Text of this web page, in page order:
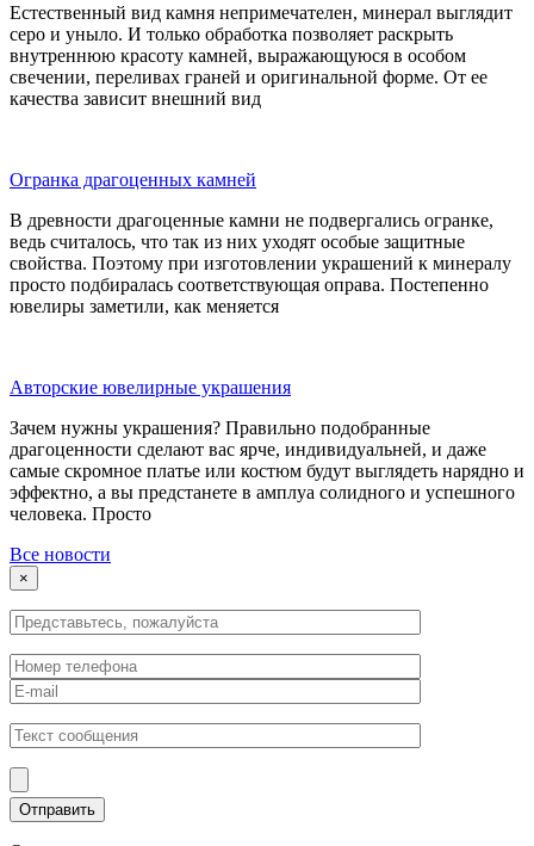
Естественный вид камня непримечателен, минерал выглядит
серо и уныло. И только обработка позволяет раскрыть
внутреннюю красоту камней, выражающуюся в особом
свечении, переливах граней и оригинальной форме. От ее
качества зависит внешний вид
Огранка драгоценных камней
В древности драгоценные камни не подвергались огранке,
ведь считалось, что так из них уходят особые защитные
свойства. Поэтому при изготовлении украшений к минералу
просто подбиралась соответствующая оправа. Постепенно
ювелиры заметили, как меняется
Авторские ювелирные украшения
Зачем нужны украшения? Правильно подобранные
драгоценности сделают вас ярче, индивидуальней, и даже
самые скромное платье или костюм будут выглядеть нарядно и
эффектно, а вы предстанете в амплуа солидного и успешного
человека. Просто
Все новости
×